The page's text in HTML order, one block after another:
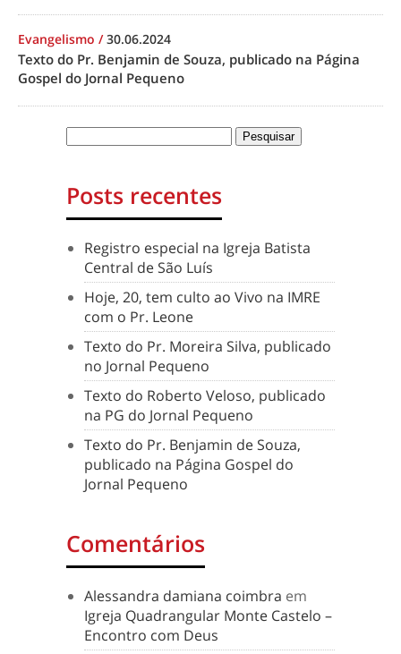
Evangelismo /30.06.2024
Texto do Pr. Benjamin de Souza, publicado na Página
Gospel do Jornal Pequeno
Posts recentes
Registro especial na Igreja Batista
Central de São Luís
Hoje, 20, tem culto ao Vivo na IMRE
com o Pr. Leone
Texto do Pr. Moreira Silva, publicado
no Jornal Pequeno
Texto do Roberto Veloso, publicado
na PG do Jornal Pequeno
Texto do Pr. Benjamin de Souza,
publicado na Página Gospel do
Jornal Pequeno
Comentários
Alessandra damiana coimbra em
Igreja Quadrangular Monte Castelo –
Encontro com Deus